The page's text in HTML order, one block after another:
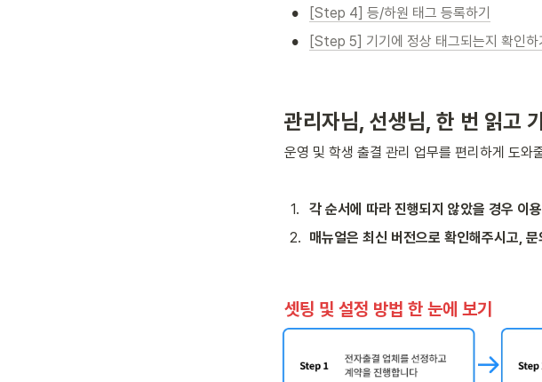
• [Step 4] 등/하원 태그 등록하기
• [Step 5] 기기에 정상 태그되는지 확인하
관리자님, 선생님, 한 번 읽고
운영 및 학생 출결 관리 업무를 편리하게 도와
1.
각 순서에 따라 진행되지 않았을 경우 이
2. 매뉴얼은 최신 버전으로 확인해주시고,
셋팅 및 설정 방법 한 눈에 보기